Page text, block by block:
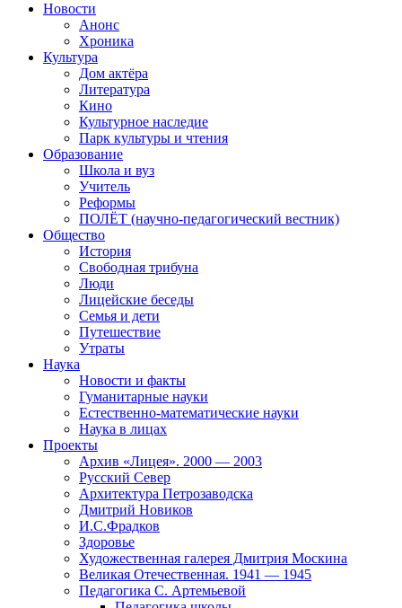
Новости
Анонс
Хроника
Культура
Дом актёра
Литература
Кино
Культурное наследие
Парк культуры и чтения
Образование
Школа и вуз
Учитель
Реформы
ПОЛЁТ (научно-педагогический вестник)
Общество
История
Свободная трибуна
Люди
Лицейские беседы
Семья и дети
Путешествие
Утраты
Наука
Новости и факты
Гуманитарные науки
Естественно-математические науки
Наука в лицах
Проекты
Архив «Лицея». 2000 — 2003
Русский Север
Архитектура Петрозаводска
Дмитрий Новиков
И.С.Фрадков
Здоровье
Художественная галерея Дмитрия Москина
Великая Отечественная. 1941 — 1945
Педагогика С. Артемьевой